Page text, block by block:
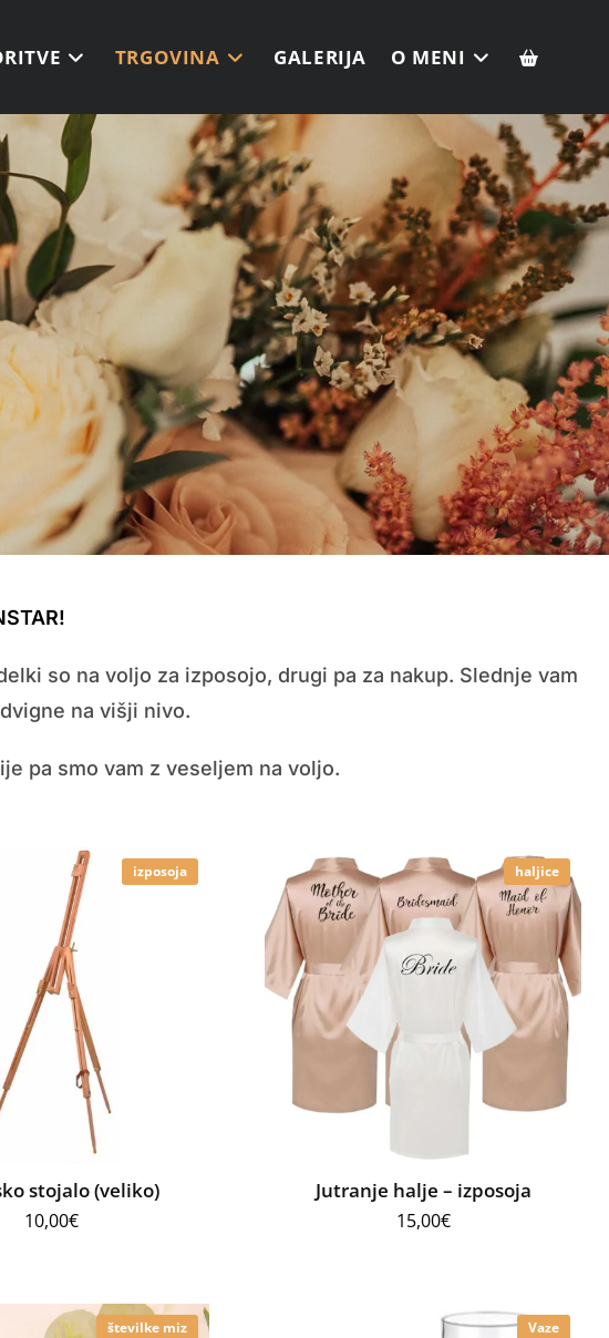
TRGOVINA GALERIJA O MENI
so na voljo za izposojo, drugi pa za nakup. Slednje vam
na višji nivo.
pa smo vam z veseljem na voljo.
izposoja
stojalo (veliko)
10,00€
haljice
Jutranje halje – izposoja
15,00€
številke miz Vaze